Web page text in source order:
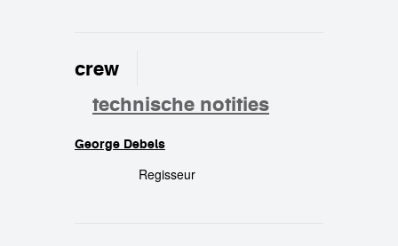
crew
technische notities
George Debels
Regisseur